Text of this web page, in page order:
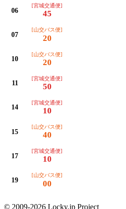
06
[宮城交通便]
45
07
[山交バス便]
20
10
[山交バス便]
20
11
[宮城交通便]
50
14
[宮城交通便]
10
15
[山交バス便]
40
17
[宮城交通便]
10
19
[山交バス便]
00
© 2009-2026 Locky.jp Project